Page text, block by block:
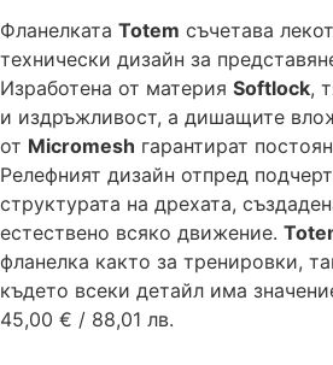
Фланелката Totem съчетава
технически дизайн за
Изработена от материя Softlock,
и издръжливост, а дишащите
от Micromesh гарантират
Релефният дизайн отпред
структурата на дрехата,
естествено всяко движение.
фланелка както за тренировки,
където всеки детайл има
45,00 € / 88,01 лв.